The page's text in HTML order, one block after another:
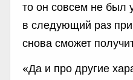
то он совсем не был
в следующий раз при
снова сможет
«Да и про другие